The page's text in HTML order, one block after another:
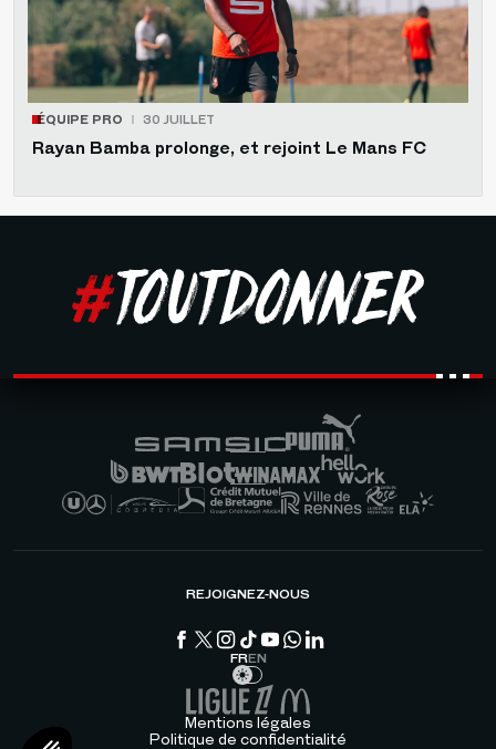
ÉQUIPE PRO 30 JUILLET
Rayan Bamba prolonge, et rejoint Le Mans FC
REJOIGNEZ-NOUS
FREN
Mentions légales
Politique de confidentialité